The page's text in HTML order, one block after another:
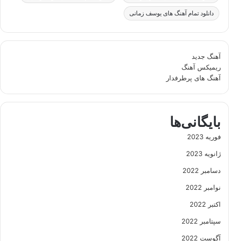
دانلود تمام آهنگ های یوسف زمانی
آهنگ جدید
ریمیکس آهنگ
آهنگ های پرطرفدار
بایگانی‌ها
فوریه 2023
ژانویه 2023
دسامبر 2022
نوامبر 2022
اکتبر 2022
سپتامبر 2022
آگوست 2022